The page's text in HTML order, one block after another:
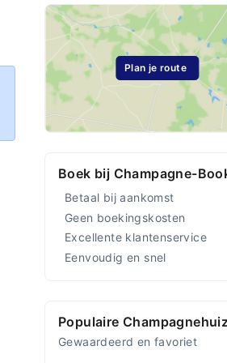
Plan je route
Boek bij Champagne-
Betaal bij aankomst
Geen boekingskosten
Excellente klantenservice
Eenvoudig en snel
Populaire
Gewaardeerd en favoriet